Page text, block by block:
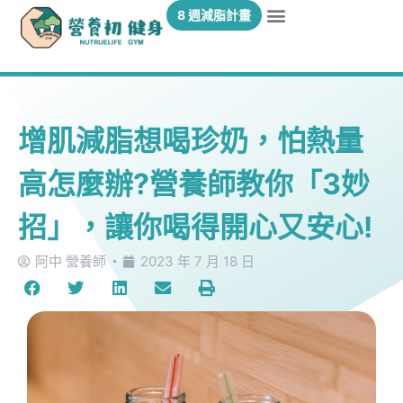
8 週減脂計畫
增肌減脂想喝珍奶，怕熱量
高怎麼辦?營養師教你「3妙
招」，讓你喝得開心又安心!
阿中 營養師 2023 年 7 月 18 日